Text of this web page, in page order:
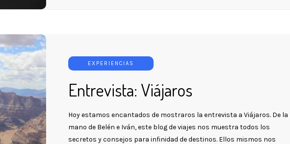
EXPERIENCIAS
Entrevista: Viájaros
Hoy estamos encantados de mostraros la entrevista a Viájaros. De la
mano de Belén e Iván, este blog de viajes nos muestra todos los
secretos y consejos para infinidad de destinos. Ellos mismos nos